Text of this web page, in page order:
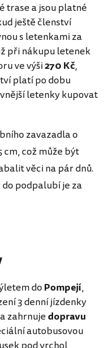
trase a jsou platné
ještě členství
s letenkami za
při nákupu letenek
ve výši270 Kč,
platí po dobu
letenky kupovat
zavazadla o
cm, což může být
věci na pár dnů.
podpalubí je za
do Pompejí,
3 denní jízdenky
a zahrnuje dopravu
autobusovou